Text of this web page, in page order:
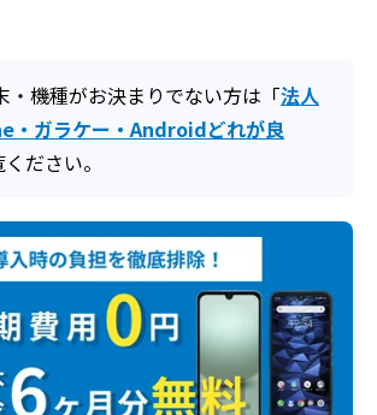
機種がお決まりでない方は「法人
・ガラケー・Androidどれが良
ださい。